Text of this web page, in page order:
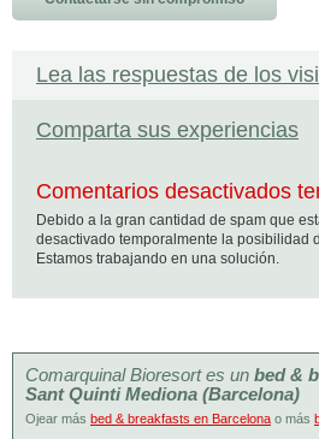
Lea las respuestas de los
Comparta sus experiencias
Comentarios desactivados
Debido a la gran cantidad de spam que
desactivado temporalmente la posibilidad
Estamos trabajando en una solución.
Comarquinal Bioresort es un bed &
Sant Quinti Mediona (Barcelona)
Ojear más bed & breakfasts en Barcelona o más